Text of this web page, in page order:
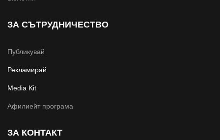
ЗА СЪТРУДНИЧЕСТВО
Публикувай
Рекламирай
Media Kit
Афилиейт програма
ЗА КОНТАКТ